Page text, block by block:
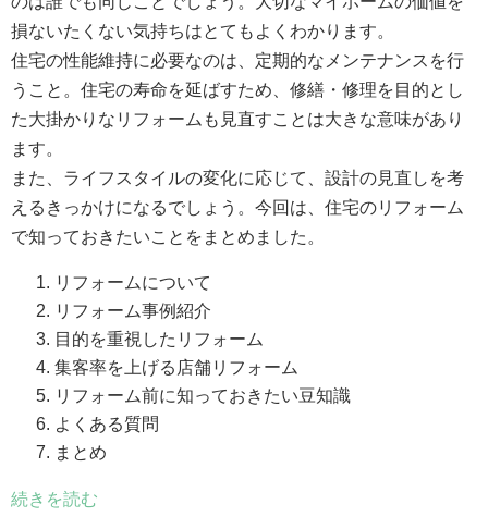
損ないたくない気持ちはとてもよくわかります。
住宅の性能維持に必要なのは、定期的なメンテナンスを行
うこと。住宅の寿命を延ばすため、修繕・修理を目的とし
た大掛かりなリフォームも見直すことは大きな意味があり
ます。
また、ライフスタイルの変化に応じて、設計の見直しを考
えるきっかけになるでしょう。今回は、住宅のリフォーム
で知っておきたいことをまとめました。
リフォームについて
リフォーム事例紹介
目的を重視したリフォーム
集客率を上げる店舗リフォーム
リフォーム前に知っておきたい豆知識
よくある質問
まとめ
続きを読む